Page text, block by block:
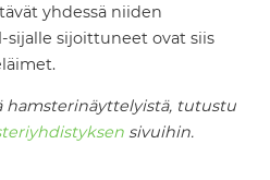
yhdessä niiden
sijalle sijoittuneet ovat siis
hamsterinäyttelyistä, tutustu
sivuihin.